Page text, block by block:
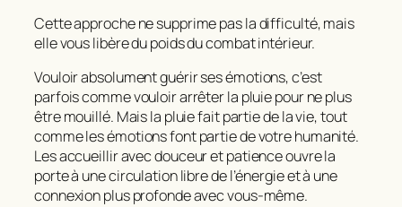
Cette approche ne supprime pas la difficulté, mais
elle vous libère du poids du combat intérieur.
Vouloir absolumentguérirses émotions, c’est
parfois comme vouloir arrêter la pluie pour ne plus
être mouillé. Mais la pluie fait partie de la vie, tout
comme les émotions font partie de votre humanité.
Les accueilliravec douceur et patience ouvre la
porte à une circulation libre de l’énergie et à une
connexion plus profonde avec vous-même.